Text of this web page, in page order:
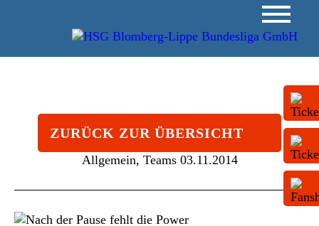
ZURÜCK ZUR ÜBERSICHT
Allgemein, Teams 03.11.2014